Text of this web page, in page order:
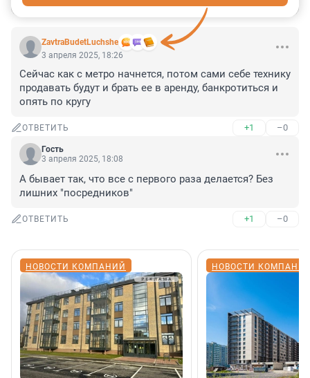
ZavtraBudetLuchshe
3 апреля 2025, 18:26
Сейчас как с метро начнется, потом сами себе технику
продавать будут и брать ее в аренду, банкротиться и
опять по кругу
ОТВЕТИТЬ +1 –0
Гость
3 апреля 2025, 18:08
А бывает так, что все с первого раза делается? Без
лишних "посредников"
ОТВЕТИТЬ +1 –0
НОВОСТИ КОМПАНИЙ НОВОСТИ